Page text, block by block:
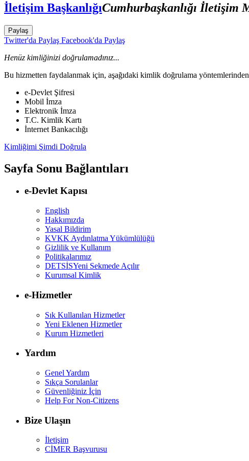
İletişim BaşkanlığıCumhurbaşkanlığı İletişim
Paylaş
Twitter'da Paylaş Facebook'da Paylaş
Henüz kimliğinizi doğrulamadınız...
Bu hizmetten faydalanmak için, aşağıdaki kimlik doğrulama
e-Devlet Şifresi
Mobil İmza
Elektronik İmza
T.C. Kimlik Kartı
İnternet Bankacılığı
Kimliğimi Şimdi Doğrula
Sayfa Sonu Bağlantıları
e-Devlet Kapısı
English
Hakkımızda
Yasal Bildirim
KVKK Aydınlatma Yükümlülüğü
Gizlilik ve Kullanım
Politikalarımız
DETSİSYeni Sekmede Açılır
Kurumsal Kimlik
e-Hizmetler
Sık Kullanılan Hizmetler
Yeni Eklenen Hizmetler
Kurum Hizmetleri
Yardım
Genel Yardım
Sıkça Sorulanlar
Güvenliğiniz İçin
Help For Non-Citizens
Bize Ulaşın
İletişim
CİMER Başvurusu